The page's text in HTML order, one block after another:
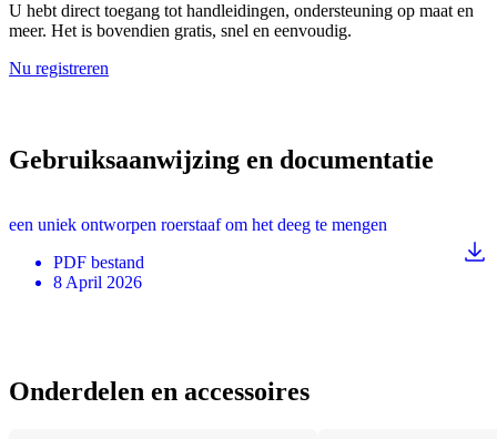
U hebt direct toegang tot handleidingen, ondersteuning op maat en
meer. Het is bovendien gratis, snel en eenvoudig.
Nu registreren
Gebruiksaanwijzing en documentatie
een uniek ontworpen roerstaaf om het deeg te mengen
PDF bestand
8 April 2026
Onderdelen en accessoires